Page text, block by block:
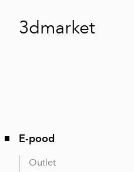
3dmarket
E-pood
Outlet